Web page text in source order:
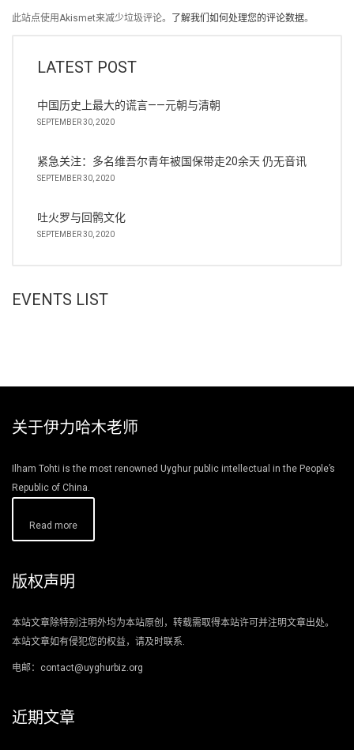
此站点使用Akismet来减少垃圾评论。 了解我们如何处理您的评论数据。
LATEST POST
中国历史上最大的谎言——元朝与清朝
SEPTEMBER 30, 2020
紧急关注：多名维吾尔青年被国保带走20余天 仍无音讯
SEPTEMBER 30, 2020
吐火罗与回鹘文化
SEPTEMBER 30, 2020
EVENTS LIST
关于伊力哈木老师
Ilham Tohti is the most renowned Uyghur public intellectual in the People’s
Republic of China.
Read more
版权声明
本站文章除特别注明外均为本站原创，转载需取得本站许可并注明文章出处。
本站文章如有侵犯您的权益，请及时联系.
电邮：contact@uyghurbiz.org
近期文章